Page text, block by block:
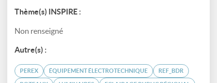
Thème(s) INSPIRE :
Non renseigné
Autre(s) :
PEREX ÉQUIPEMENT ÉLECTROTECHNIQUE REF_BDR